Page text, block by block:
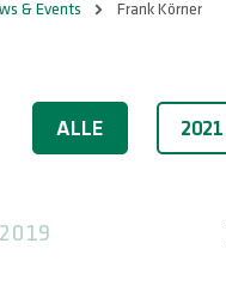
& Events Frank Körner
ALLE 2021